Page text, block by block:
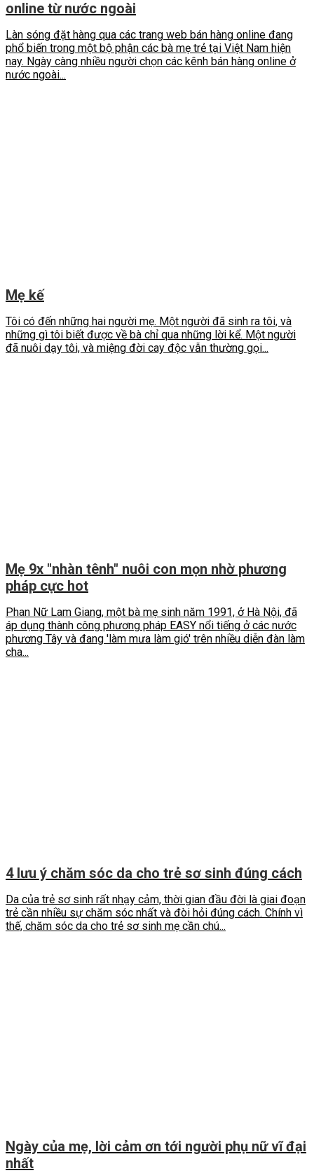
online từ nước ngoài
Làn sóng đặt hàng qua các trang web bán hàng online đang
phổ biến trong một bộ phận các bà mẹ trẻ tại Việt Nam hiện
nay. Ngày càng nhiều người chọn các kênh bán hàng online ở
nước ngoài...
Mẹ kế
Tôi có đến những hai người mẹ. Một người đã sinh ra tôi, và
những gì tôi biết được về bà chỉ qua những lời kể. Một người
đã nuôi dạy tôi, và miệng đời cay độc vẫn thường gọi...
Mẹ 9x "nhàn tênh" nuôi con mọn nhờ phương
pháp cực hot
Phan Nữ Lam Giang, một bà mẹ sinh năm 1991, ở Hà Nội, đã
áp dụng thành công phương pháp EASY nổi tiếng ở các nước
phương Tây và đang 'làm mưa làm gió' trên nhiều diễn đàn làm
cha...
4 lưu ý chăm sóc da cho trẻ sơ sinh đúng cách
Da của trẻ sơ sinh rất nhạy cảm, thời gian đầu đời là giai đoạn
trẻ cần nhiều sự chăm sóc nhất và đòi hỏi đúng cách. Chính vì
thế, chăm sóc da cho trẻ sơ sinh mẹ cần chú...
Ngày của mẹ, lời cảm ơn tới người phụ nữ vĩ đại
nhất